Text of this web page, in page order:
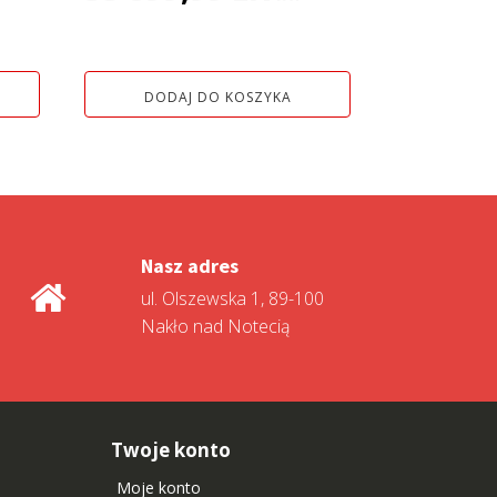
DODAJ DO KOSZYKA
Nasz adres
ul. Olszewska 1, 89-100
Nakło nad Notecią
Twoje konto
Moje konto